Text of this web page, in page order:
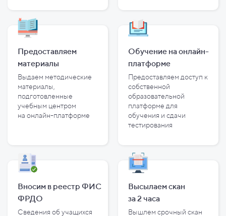
Предоставляем
материалы
Выдаем методические
материалы,
подготовленные
учебным центром
на онлайн-платформе
Обучение на онлайн-
платформе
Предоставляем доступ к
собственной
образовательной
платформе для
обучения и сдачи
тестирования
Вносим в реестр ФИС
ФРДО
Сведения об учащихся
Высылаем скан
за2 часа
Вышлем срочный скан